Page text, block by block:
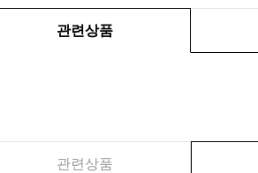
관련상품
관련상품